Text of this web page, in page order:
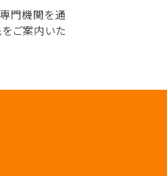
門機関を通
をご案内いた